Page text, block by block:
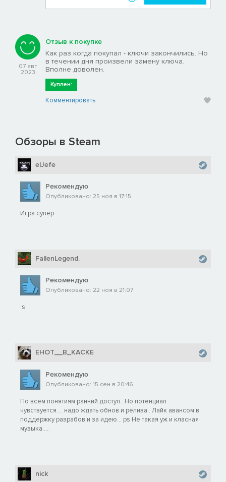
07 авг
2023
Отзыв к покупке
Как раз когда покупал - ключи закончились. Но
в течении дня произвели замену ключа.
Вполне доволен.
Куплен:
Комментировать
Обзоры в Steam
elJefe
Рекомендую
Опубликовано: 25 ноя в 17:15
Игра супер
FallenLegend.
Рекомендую
Опубликовано: 22 ноя в 21:07
:s
EHOT__B_KACKE
Рекомендую
Опубликовано: 15 сен в 20:46
По всем понятиям ранний доступ.. Но потенциал
чувствуется.... надо ждать обнов и релиза.. Лайк авансом в
поддержку разрабов и за идею... ps Не такая уж и класная
музыка.....
nick